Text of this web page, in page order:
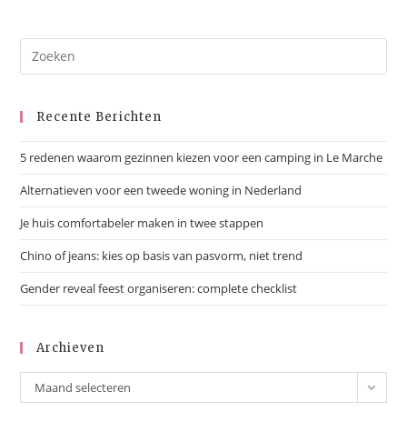
Recente Berichten
5 redenen waarom gezinnen kiezen voor een camping in Le Marche
Alternatieven voor een tweede woning in Nederland
Je huis comfortabeler maken in twee stappen
Chino of jeans: kies op basis van pasvorm, niet trend
Gender reveal feest organiseren: complete checklist
Archieven
Maand selecteren